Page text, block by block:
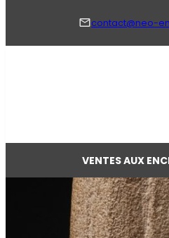
contact@neo-
VENTES AUX